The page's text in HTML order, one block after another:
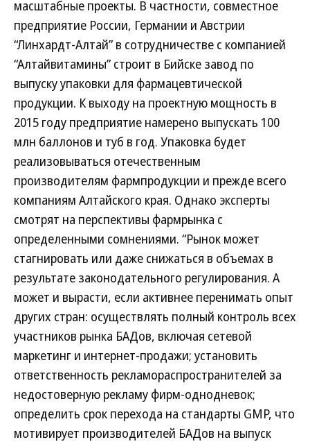
масштабные проекты. В частности, совместное
предприятие России, Германии и Австрии
“Линхардт-Алтай” в сотрудничестве с компанией
“Алтайвитамины” строит в Бийске завод по
выпуску упаковки для фармацевтической
продукции. К выходу на проектную мощность в
2015 году предприятие намерено выпускать 100
млн баллонов и туб в год. Упаковка будет
реализовываться отечественным
производителям фармпродукции и прежде всего
компаниям Алтайского края. Однако эксперты
смотрят на перспективы фармрынка с
определенными сомнениями. “Рынок может
стагнировать или даже снижаться в объемах в
результате законодательного регулирования. А
может и вырасти, если активнее перенимать опыт
других стран: осуществлять полный контроль всех
участников рынка БАДов, включая сетевой
маркетинг и интернет-продажи; установить
ответственность рекламораспространителей за
недостоверную рекламу фирм-однодневок;
определить срок перехода на стандарты GMP, что
мотивирует производителей БАДов на выпуск